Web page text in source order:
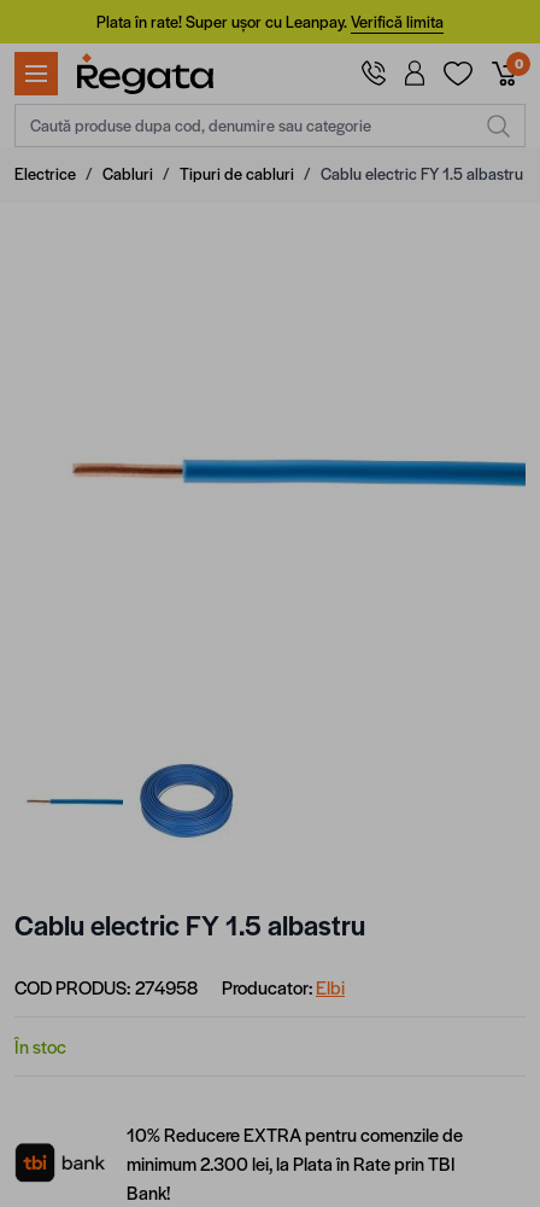
Mergi la ConținutPlata în rate! Super ușor cu Leanpay.Verifică limita
0
Caută produse dupa cod, denumire sau categorie
Electrice / Cabluri / Tipuri de cabluri / Cablu electric FY 1.5 albastru
View larger imageView larger image
Cablu electric FY 1.5 albastru
COD PRODUS:274958 Producator:Elbi
În stoc
10% Reducere EXTRA pentru comenzile de
minimum 2.300 lei, la Plata în Rate prin TBI
Bank!